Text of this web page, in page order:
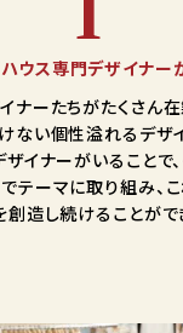
ウス専門デザイナー
ナーたちがたくさん在
ない個性溢れるデザ
ザイナーがいることで
テーマに取り組み、
造し続けることがで